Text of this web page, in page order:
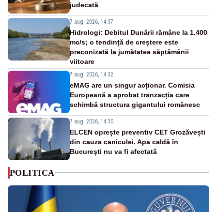
judecată
7 aug. 2026, 14:37
Hidrologi: Debitul Dunării rămâne la 1.400
mc/s; o tendință de creștere este
preconizată la jumătatea săptămânii
viitoare
7 aug. 2026, 14:32
eMAG are un singur acționar. Comisia
Europeană a aprobat tranzacția care
schimbă structura gigantului românesc
7 aug. 2026, 14:30
ELCEN oprește preventiv CET Grozăvești
din cauza caniculei. Apa caldă în
București nu va fi afectată
POLITICA